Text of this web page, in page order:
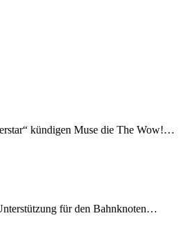
kündigen Muse die The Wow!…
für den Bahnknoten…